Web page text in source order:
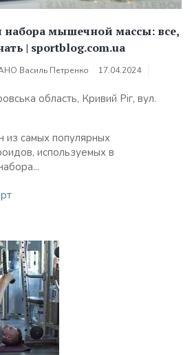
набора мышечной массы: все,
| sportblog.com.ua
Василь Петренко
17.04.2024
область, Кривий Ріг, вул.
из самых популярных
используемых в